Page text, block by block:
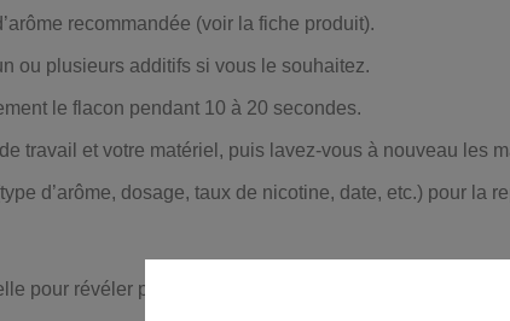
recommandée (voir la fiche produit).
ou plusieurs additifs si vous le souhaitez.
le flacon pendant 10 à 20 secondes.
travail et votre matériel, puis lavez-vous à nouveau les
d’arôme, dosage, taux de nicotine, date, etc.) pour la
pour révéler pleinement les saveurs de votre e-liquide.